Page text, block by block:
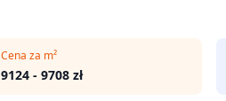
Cena za m²
9124 - 9708 zł